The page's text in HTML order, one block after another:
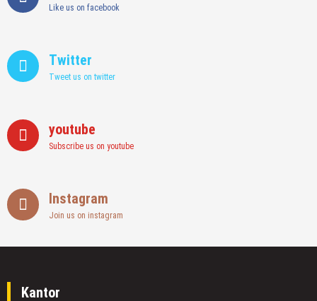
Like us on facebook
Twitter
Tweet us on twitter
youtube
Subscribe us on youtube
Instagram
Join us on instagram
Kantor